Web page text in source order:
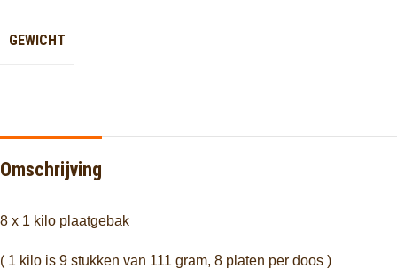
GEWICHT
Omschrijving
8 x 1 kilo plaatgebak
( 1 kilo is 9 stukken van 111 gram, 8 platen per doos )